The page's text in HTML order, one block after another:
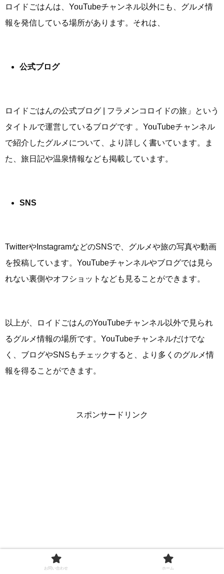
ロイドごはんは、YouTubeチャンネル以外にも、グルメ情
報を発信している場所があります。それは、
公式ブログ
ロイドごはんの公式ブログ | フラメンコロイドの旅」という
タイトルで運営しているブログです 。YouTubeチャンネル
で紹介したグルメについて、より詳しく書いています。ま
た、旅日記や温泉情報なども掲載しています。
SNS
TwitterやInstagramなどのSNSで、グルメや旅の写真や動画
を投稿しています。YouTubeチャンネルやブログでは見ら
れない裏側やオフショットなども見ることができます。
以上が、ロイドごはんのYouTubeチャンネル以外で見られ
るグルメ情報の場所です。YouTubeチャンネルだけでな
く、ブログやSNSもチェックすると、より多くのグルメ情
報を得ることができます。
スポンサードリンク
お問い合わせ ホーム